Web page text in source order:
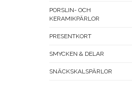
PORSLIN- OCH
KERAMIKPÄRLOR
PRESENTKORT
SMYCKEN & DELAR
SNÄCKSKALSPÄRLOR